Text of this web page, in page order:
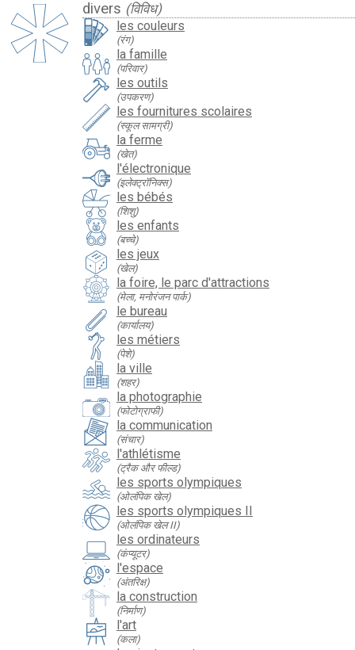
divers (विविध)
les couleurs
(रंग)
la famille
(परिवार)
les outils
(उपकरण)
les fournitures scolaires
(स्कूल सामग्री)
la ferme
(खेत)
l'électronique
(इलेक्ट्रॉनिक्स)
les bébés
(शिशु)
les enfants
(बच्चे)
les jeux
(खेल)
la foire, le parc d'attractions
(मेला, मनोरंजन पार्क)
le bureau
(कार्यालय)
les métiers
(पेशे)
la ville
(शहर)
la photographie
(फोटोग्राफी)
la communication
(संचार)
l'athlétisme
(ट्रैक और फील्ड)
les sports olympiques
(ओलंपिक खेल)
les sports olympiques II
(ओलंपिक खेल II)
les ordinateurs
(कंप्यूटर)
l'espace
(अंतरिक्ष)
la construction
(निर्माण)
l'art
(कला)